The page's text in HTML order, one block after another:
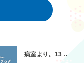
病室より。13…